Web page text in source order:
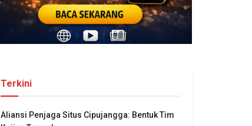
Terkini
Aliansi Penjaga Situs Cipujangga: Bentuk Tim